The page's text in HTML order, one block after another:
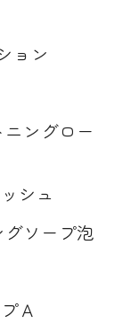
ョン
ングロー
シュ
ソープ泡
Ａ